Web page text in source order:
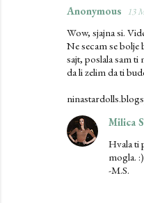
Anonymous 13
Wow, sjajna si.
Ne secam se
sajt, poslala sam ti
da li zelim da ti
Milica
Hvala ti
mogla. :)
-M.S.